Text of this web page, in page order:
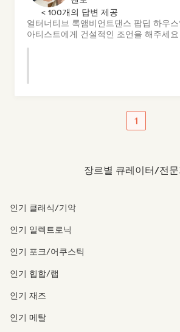
< 100개의 답변 제공
얼터너티브 록앰비언트댄스 팝딥 하우스
아티스트에게 건설적인 조언을 해주세요
1
장르별 큐레이터/전
인기 클래식/기악
인기 일렉트로닉
인기 포크/어쿠스틱
인기 힙합/랩
인기 재즈
인기 메탈